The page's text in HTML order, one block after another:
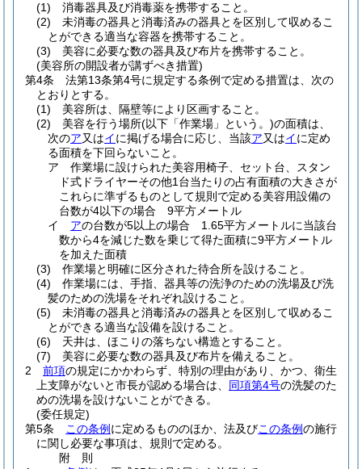
(1)
消毒器具及び消毒薬を携帯すること。
(2)
未消毒の器具と消毒済みの器具とを区別して収めるこ
とができる適当な容器を携帯すること。
(3)
美容に必要な数の器具及び布片を携帯すること。
(美容所の開設者が講ずべき措置)
第4条
法第13条第4号に規定する条例で定める措置は、次の
とおりとする。
(1)
美容所は、隔壁等により区画すること。
(2)
美容を行う場所(以下「作業場」という。)の面積は、
次のア又はイに掲げる場合に応じ、当該ア又はイに定め
る面積を下回らないこと。
ア
作業場に設けられた美容用椅子、セット台、スタン
ド式ドライヤーその他1台当たりの占有面積の大きさが
これらに準ずるものとして規則で定める美容用設備の
台数が4以下の場合 9平方メートル
イ
アの台数が5以上の場合 1.65平方メートルに当該台
数から4を減じた数を乗じて得た面積に9平方メートル
を加えた面積
(3)
作業場と明確に区分された待合所を設けること。
(4)
作業場には、手指、器具等の洗浄のための洗場及び洗
髪のための洗場をそれぞれ設けること。
(5)
未消毒の器具と消毒済みの器具とを区別して収めるこ
とができる適当な設備を設けること。
(6)
天井は、ほこりの落ちない構造とすること。
(7)
美容に必要な数の器具及び布片を備えること。
2
前項の規定にかかわらず、特別の理由があり、かつ、衛生
上支障がないと市長が認める場合は、 同項第4号の洗髪のた
めの洗場を設けないことができる。
(委任規定)
第5条
この条例 に定めるもののほか、法及びこの条例の施行
に関し必要な事項は、規則で定める。
附 則